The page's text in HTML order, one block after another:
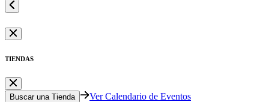
TIENDAS
Buscar una Tienda Ver Calendario de Eventos